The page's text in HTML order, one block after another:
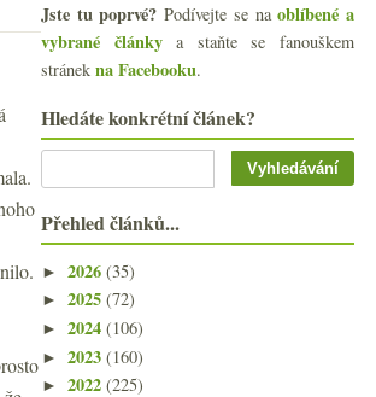
Jste tu poprvé? Podívejte se naoblíbené a
vybrané článkya staňte se fanouškem
stránek na Facebooku.
Hledáte konkrétní článek?
Přehled článků...
► 2026 (35)
► 2025 (72)
► 2024 (106)
► 2023 (160)
► 2022 (225)